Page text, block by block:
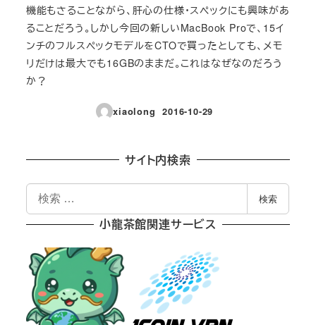
機能もさることながら、肝心の仕様・スペックにも興味があ
ることだろう。しかし今回の新しいMacBook Proで、15イ
ンチのフルスペックモデルをCTOで買ったとしても、メモ
リだけは最大でも16GBのままだ。これはなぜなのだろう
か？
xiaolong
投稿日
2016-10-29
サイト内検索
索
検索
小龍茶館関連サービス